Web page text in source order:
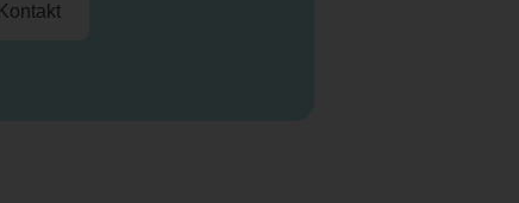
Kontakt